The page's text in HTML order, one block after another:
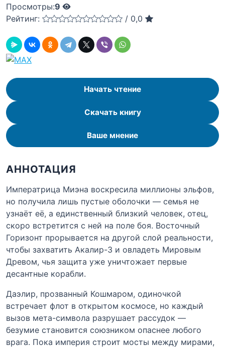
Просмотры:9
Рейтинг:
/ 0,0
Начать чтение
Скачать книгу
Ваше мнение
АННОТАЦИЯ
Императрица Миэна воскресила миллионы эльфов,
но получила лишь пустые оболочки — семья не
узнаёт её, а единственный близкий человек, отец,
скоро встретится с ней на поле боя. Восточный
Горизонт прорывается на другой слой реальности,
чтобы захватить Акалир-3 и овладеть Мировым
Древом, чья защита уже уничтожает первые
десантные корабли.
Даэлир, прозванный Кошмаром, одиночкой
встречает флот в открытом космосе, но каждый
вызов мета-символа разрушает рассудок —
безумие становится союзником опаснее любого
врага. Пока империя строит мосты между мирами,